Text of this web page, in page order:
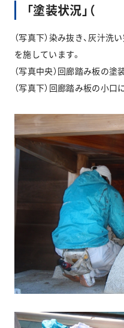
「塗装状況」（
（写真下）染み抜き、灰汁
を施しています。
（写真中央）回廊踏み板の塗
（写真下）回廊踏み板の小口